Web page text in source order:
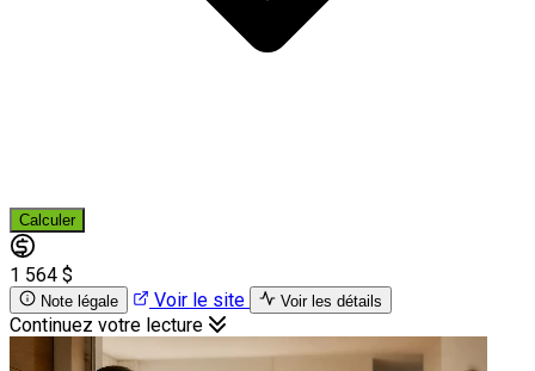
Calculer
1 564 $
Note légale Voir le site Voir les détails
Continuez votre lecture